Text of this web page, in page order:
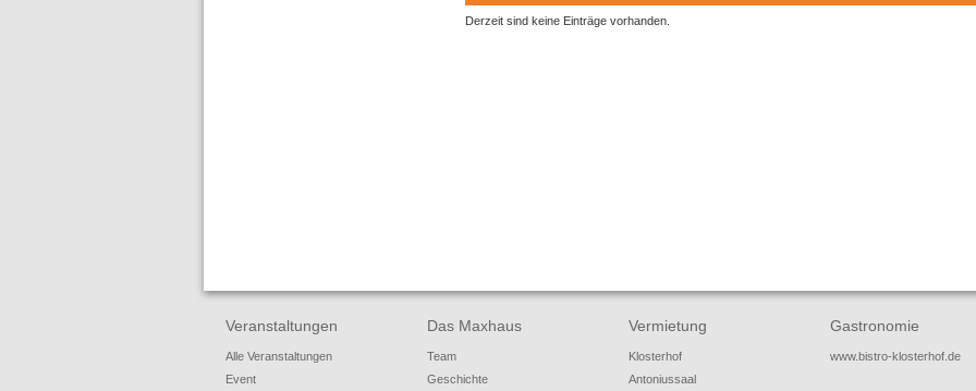
Derzeit sind keine Einträge vorhanden.
Veranstaltungen
Alle Veranstaltungen
Event
Das Maxhaus
Team
Geschichte
Vermietung
Klosterhof
Antoniussaal
Gastronomie
www.bistro-klosterhof.de